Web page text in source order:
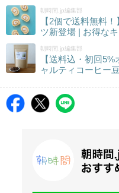
朝時間.jp編集部
【2個で送料無料
ツ新登場 | お得な
朝時間.jp編集部
【送料込・初回
ャルティコーヒー